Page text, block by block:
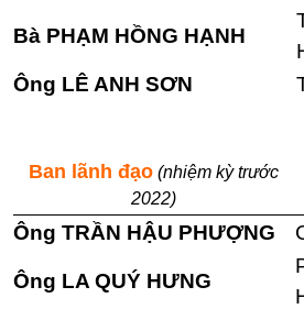
Bà PHẠM HỒNG HẠNH
Ông LÊ ANH SƠN
Ban lãnh đạo (nhiệm kỳ trước
2022)
Ông TRẦN HẬU PHƯỢNG
Ông LA QUÝ HƯNG